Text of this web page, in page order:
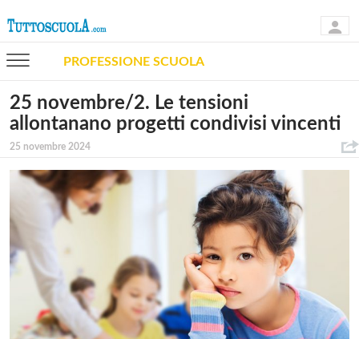
PROFESSIONE SCUOLA
25 novembre/2. Le tensioni
allontanano progetti condivisi vincenti
25 novembre 2024